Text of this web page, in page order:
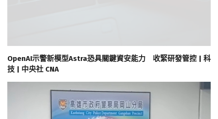
OpenAI示警新模型Astra恐具關鍵資安能力 收緊研發管控 | 科
技 | 中央社 CNA